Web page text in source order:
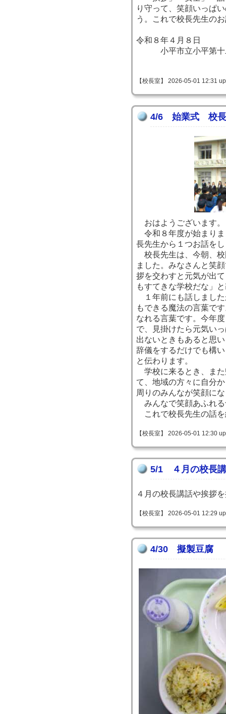
り守って、笑顔いっぱ
う。これで校長先生の
令和８年４月８日
小平市立小平第十
【校長室】 2026-05-01 12:31
4/6 始業式 校長
おはようございます。
令和８年度が始まりま
長先生から１つお話を
校長先生は、今朝、校
ました。みなさんと笑
拶を交わすと元気が出
もすてきな学校だな」
１年前にも話しました
もできる魔法の言葉で
なれる言葉です。今年
で、見掛けたら元気い
出ないときもあると思
辞儀をするだけでも構
と伝わります。
学校に来るとき、また
て、地域の方々に自分
周りのみんなが笑顔に
みんなで笑顔あふれ
これで校長先生の話
【校長室】 2026-05-01 12:30
5/1 ４月の校長
４月の校長講話や挨拶
【校長室】 2026-05-01 12:29
4/30 擬製豆腐